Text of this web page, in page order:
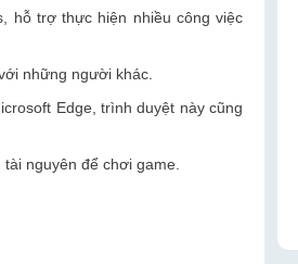
hỗ trợ thực hiện nhiều công việc
những người khác.
Edge, trình duyệt này cũng
nguyên để chơi game.